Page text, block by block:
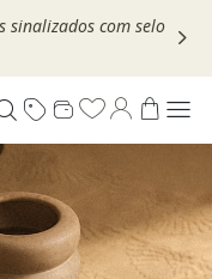
OFF*: useMOVEL30,